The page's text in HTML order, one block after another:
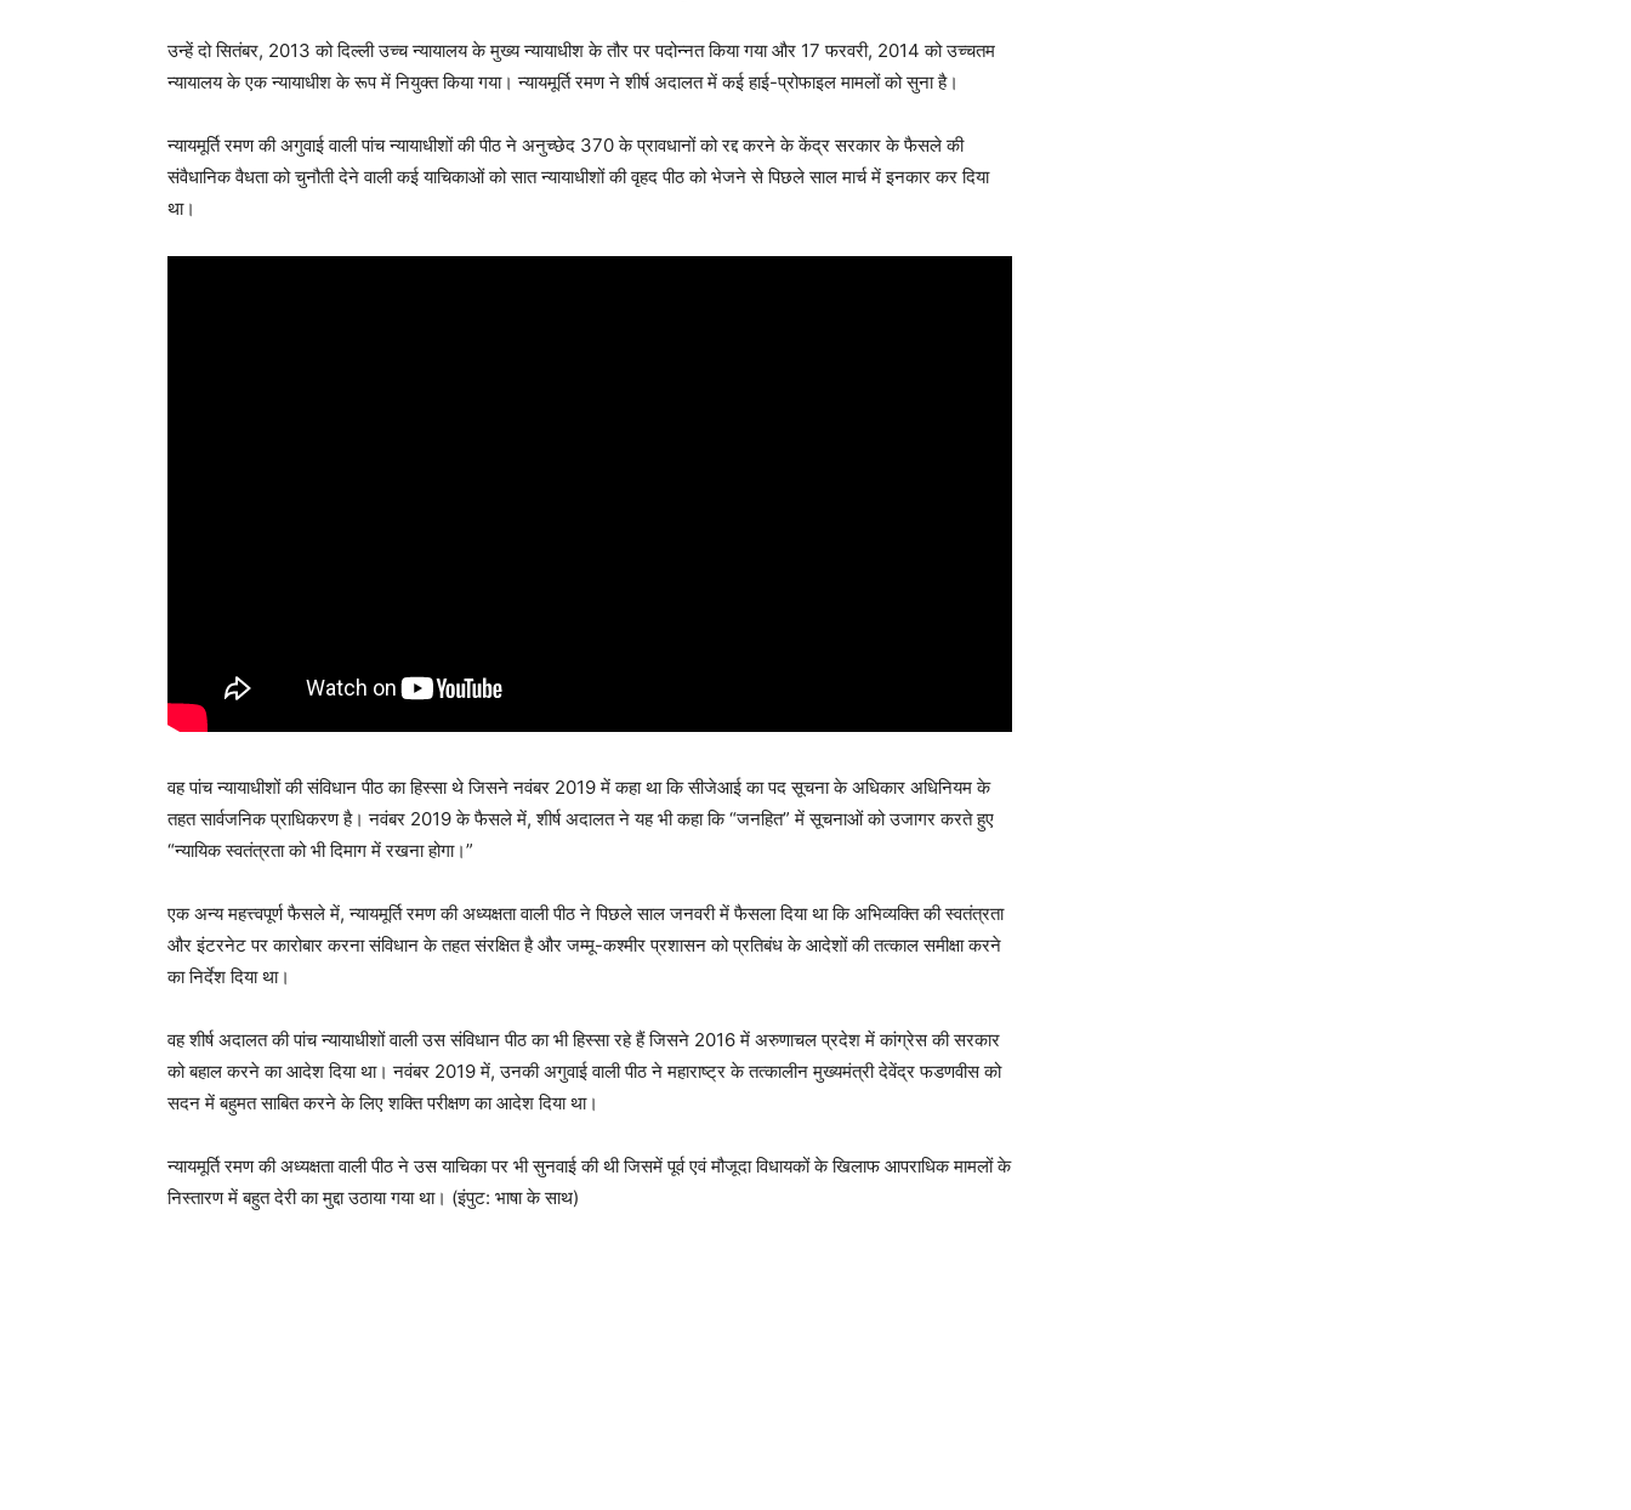
उन्हें दो सितंबर, 2013 को दिल्ली उच्च न्यायालय के मुख्य न्यायाधीश के तौर पर पदोन्नत किया गया और 17 फरवरी, 2014 को उच्चतम
न्यायालय के एक न्यायाधीश के रूप में नियुक्त किया गया। न्यायमूर्ति रमण ने शीर्ष अदालत में कई हाई-प्रोफाइल मामलों को सुना है।
न्यायमूर्ति रमण की अगुवाई वाली पांच न्यायाधीशों की पीठ ने अनुच्छेद 370 के प्रावधानों को रद्द करने के केंद्र सरकार के फैसले की
संवैधानिक वैधता को चुनौती देने वाली कई याचिकाओं को सात न्यायाधीशों की वृहद पीठ को भेजने से पिछले साल मार्च में इनकार कर दिया
था।
वह पांच न्यायाधीशों की संविधान पीठ का हिस्सा थे जिसने नवंबर 2019 में कहा था कि सीजेआई का पद सूचना के अधिकार अधिनियम के
तहत सार्वजनिक प्राधिकरण है। नवंबर 2019 के फैसले में, शीर्ष अदालत ने यह भी कहा कि “जनहित” में सूचनाओं को उजागर करते हुए
“न्यायिक स्वतंत्रता को भी दिमाग में रखना होगा।”
एक अन्य महत्त्वपूर्ण फैसले में, न्यायमूर्ति रमण की अध्यक्षता वाली पीठ ने पिछले साल जनवरी में फैसला दिया था कि अभिव्यक्ति की स्वतंत्रता
और इंटरनेट पर कारोबार करना संविधान के तहत संरक्षित है और जम्मू-कश्मीर प्रशासन को प्रतिबंध के आदेशों की तत्काल समीक्षा करने
का निर्देश दिया था।
वह शीर्ष अदालत की पांच न्यायाधीशों वाली उस संविधान पीठ का भी हिस्सा रहे हैं जिसने 2016 में अरुणाचल प्रदेश में कांग्रेस की सरकार
को बहाल करने का आदेश दिया था। नवंबर 2019 में, उनकी अगुवाई वाली पीठ ने महाराष्ट्र के तत्कालीन मुख्यमंत्री देवेंद्र फडणवीस को
सदन में बहुमत साबित करने के लिए शक्ति परीक्षण का आदेश दिया था।
न्यायमूर्ति रमण की अध्यक्षता वाली पीठ ने उस याचिका पर भी सुनवाई की थी जिसमें पूर्व एवं मौजूदा विधायकों के खिलाफ आपराधिक मामलों के
निस्तारण में बहुत देरी का मुद्दा उठाया गया था। (इंपुट: भाषा के साथ)